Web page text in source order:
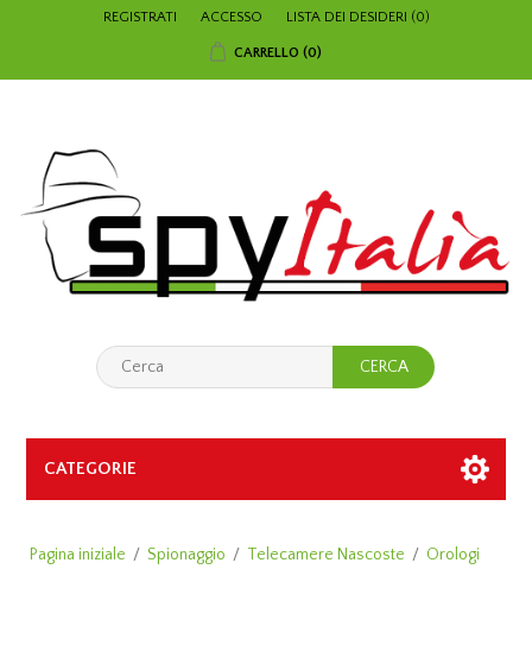
REGISTRATI ACCESSO LISTA DEI DESIDERI (0)
CARRELLO (0)
CATEGORIE
Pagina iniziale / Spionaggio / Telecamere Nascoste / Orologi